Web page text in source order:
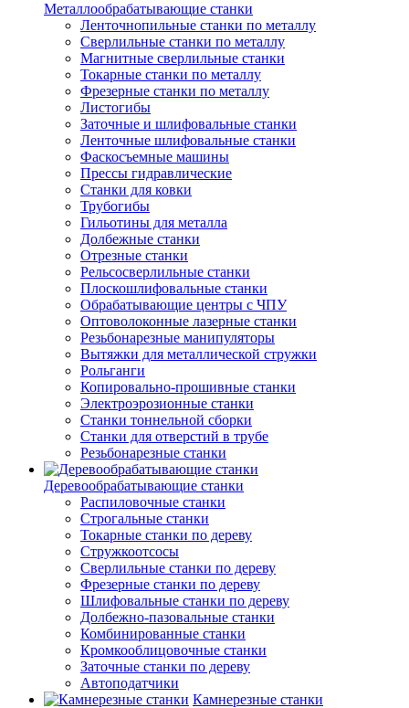
Металлообрабатывающие станки
Ленточнопильные станки по металлу
Сверлильные станки по металлу
Магнитные сверлильные станки
Токарные станки по металлу
Фрезерные станки по металлу
Листогибы
Заточные и шлифовальные станки
Ленточные шлифовальные станки
Фаскосъемные машины
Прессы гидравлические
Станки для ковки
Трубогибы
Гильотины для металла
Долбежные станки
Отрезные станки
Рельсосверлильные станки
Плоскошлифовальные станки
Обрабатывающие центры с ЧПУ
Оптоволоконные лазерные станки
Резьбонарезные манипуляторы
Вытяжки для металлической стружки
Рольганги
Копировально-прошивные станки
Электроэрозионные станки
Станки тоннельной сборки
Станки для отверстий в трубе
Резьбонарезные станки
Деревообрабатывающие станки
Распиловочные станки
Строгальные станки
Токарные станки по дереву
Стружкоотсосы
Сверлильные станки по дереву
Фрезерные станки по дереву
Шлифовальные станки по дереву
Долбежно-пазовальные станки
Комбинированные станки
Кромкооблицовочные станки
Заточные станки по дереву
Автоподатчики
Камнерезные станки